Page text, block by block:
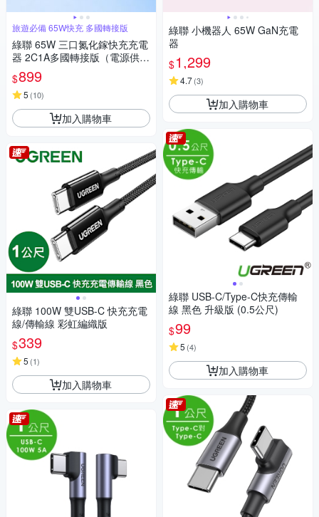
旅遊必備 65W快充 多國轉接版
綠聯 65W 三口氮化鎵快充充電
器 2C1A多國轉接版（電源供應
器）
$899
5 (10)
加入購物車
綠聯 100W 雙USB-C 快充充電
線/傳輸線 彩虹編織版
$339
5 (1)
加入購物車
綠聯 小機器人 65W GaN充電
器
$1,299
4.7(3)
加入購物車
綠聯 USB-C/Type-C快充傳輸
線 黑色 升級版 (0.5公尺)
$99
5 (4)
加入購物車